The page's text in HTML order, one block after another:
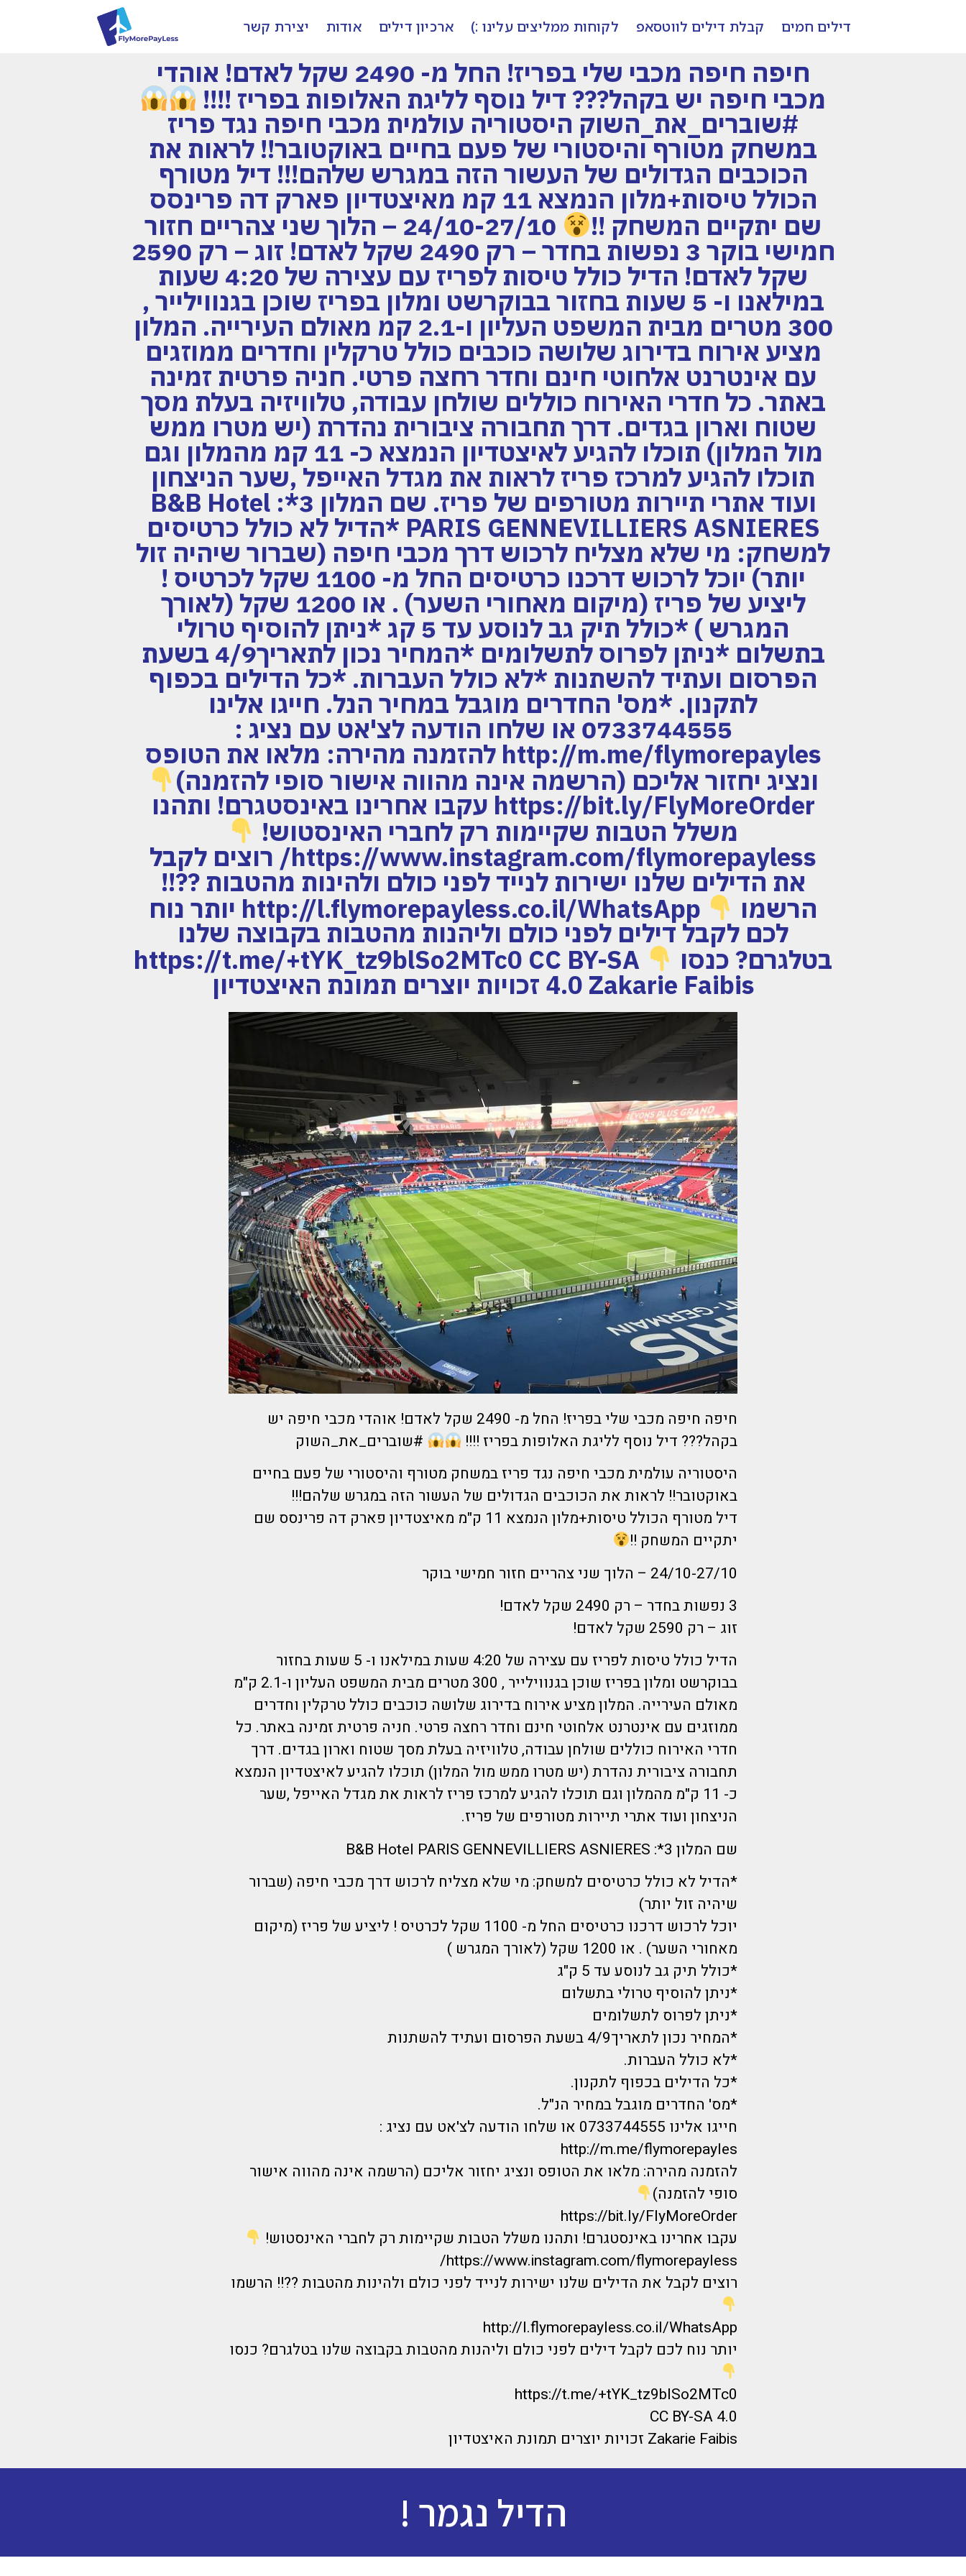
דילים חמים קבלת דילים לווטסאפ לקוחות ממליצים עלינו :) ארכיון דילים אודות יצירת קשר
חיפה חיפה מכבי שלי בפריז! החל מ- 2490 שקל לאדם! אוהדי
מכבי חיפה יש בקהל??? דיל נוסף לליגת האלופות בפריז !!!!
#שוברים_את_השוק היסטוריה עולמית מכבי חיפה נגד פריז
במשחק מטורף והיסטורי של פעם בחיים באוקטובר!! לראות את
הכוכבים הגדולים של העשור הזה במגרש שלהם!!! דיל מטורף
הכולל טיסות+מלון הנמצא 11 קמ מאיצטדיון פארק דה פרינסס
שם יתקיים המשחק !! 24/10-27/10 – הלוך שני צהריים חזור
חמישי בוקר 3 נפשות בחדר – רק 2490 שקל לאדם! זוג – רק 2590
שקל לאדם! הדיל כולל טיסות לפריז עם עצירה של 4:20 שעות
במילאנו ו- 5 שעות בחזור בבוקרשט ומלון בפריז שוכן בגנווילייר ,
300 מטרים מבית המשפט העליון ו-2.1 קמ מאולם העירייה. המלון
מציע אירוח בדירוג שלושה כוכבים כולל טרקלין וחדרים ממוזגים
עם אינטרנט אלחוטי חינם וחדר רחצה פרטי. חניה פרטית זמינה
באתר. כל חדרי האירוח כוללים שולחן עבודה, טלוויזיה בעלת מסך
שטוח וארון בגדים. דרך תחבורה ציבורית נהדרת (יש מטרו ממש
מול המלון) תוכלו להגיע לאיצטדיון הנמצא כ- 11 קמ מהמלון וגם
תוכלו להגיע למרכז פריז לראות את מגדל האייפל ,שער הניצחון
ועוד אתרי תיירות מטורפים של פריז. שם המלון 3*: B&B Hotel
PARIS GENNEVILLIERS ASNIERES *הדיל לא כולל כרטיסים
למשחק: מי שלא מצליח לרכוש דרך מכבי חיפה (שברור שיהיה זול
יותר) יוכל לרכוש דרכנו כרטיסים החל מ- 1100 שקל לכרטיס !
ליציע של פריז (מיקום מאחורי השער) . או 1200 שקל (לאורך
המגרש ) *כולל תיק גב לנוסע עד 5 קג *ניתן להוסיף טרולי
בתשלום *ניתן לפרוס לתשלומים *המחיר נכון לתאריך4/9 בשעת
הפרסום ועתיד להשתנות *לא כולל העברות. *כל הדילים בכפוף
לתקנון. *מס' החדרים מוגבל במחיר הנל. חייגו אלינו
0733744555 או שלחו הודעה לצ'אט עם נציג :
http://m.me/flymorepayles להזמנה מהירה: מלאו את הטופס
ונציג יחזור אליכם (הרשמה אינה מהווה אישור סופי להזמנה)
https://bit.ly/FlyMoreOrder עקבו אחרינו באינסטגרם! ותהנו
משלל הטבות שקיימות רק לחברי האינסטוש!
https://www.instagram.com/flymorepayless/ רוצים לקבל
את הדילים שלנו ישירות לנייד לפני כולם ולהינות מהטבות ??!!
הרשמו http://l.flymorepayless.co.il/WhatsApp יותר נוח
לכם לקבל דילים לפני כולם וליהנות מהטבות בקבוצה שלנו
בטלגרם? כנסו https://t.me/+tYK_tz9blSo2MTc0 CC BY-SA
4.0 Zakarie Faibis זכויות יוצרים תמונת האיצטדיון
חיפה חיפה מכבי שלי בפריז! החל מ- 2490 שקל לאדם! אוהדי מכבי חיפה יש
בקהל??? דיל נוסף לליגת האלופות בפריז !!!!
#שוברים_את_השוק
היסטוריה עולמית מכבי חיפה נגד פריז במשחק מטורף והיסטורי של פעם בחיים
באוקטובר!! לראות את הכוכבים הגדולים של העשור הזה במגרש שלהם!!!
דיל מטורף הכולל טיסות+מלון הנמצא 11 ק"מ מאיצטדיון פארק דה פרינסס שם
יתקיים המשחק !!
24/10-27/10 – הלוך שני צהריים חזור חמישי בוקר
3 נפשות בחדר – רק 2490 שקל לאדם!
זוג – רק 2590 שקל לאדם!
הדיל כולל טיסות לפריז עם עצירה של 4:20 שעות במילאנו ו- 5 שעות בחזור
בבוקרשט ומלון בפריז שוכן בגנווילייר , 300 מטרים מבית המשפט העליון ו-2.1 ק"מ
מאולם העירייה. המלון מציע אירוח בדירוג שלושה כוכבים כולל טרקלין וחדרים
ממוזגים עם אינטרנט אלחוטי חינם וחדר רחצה פרטי. חניה פרטית זמינה באתר. כל
חדרי האירוח כוללים שולחן עבודה, טלוויזיה בעלת מסך שטוח וארון בגדים. דרך
תחבורה ציבורית נהדרת (יש מטרו ממש מול המלון) תוכלו להגיע לאיצטדיון הנמצא
כ- 11 ק"מ מהמלון וגם תוכלו להגיע למרכז פריז לראות את מגדל האייפל ,שער
הניצחון ועוד אתרי תיירות מטורפים של פריז.
שם המלון 3*: B&B Hotel PARIS GENNEVILLIERS ASNIERES
*הדיל לא כולל כרטיסים למשחק: מי שלא מצליח לרכוש דרך מכבי חיפה (שברור
שיהיה זול יותר)
יוכל לרכוש דרכנו כרטיסים החל מ- 1100 שקל לכרטיס ! ליציע של פריז (מיקום
מאחורי השער) . או 1200 שקל (לאורך המגרש )
*כולל תיק גב לנוסע עד 5 ק"ג
*ניתן להוסיף טרולי בתשלום
*ניתן לפרוס לתשלומים
*המחיר נכון לתאריך4/9 בשעת הפרסום ועתיד להשתנות
*לא כולל העברות.
*כל הדילים בכפוף לתקנון.
*מס' החדרים מוגבל במחיר הנ"ל.
חייגו אלינו 0733744555 או שלחו הודעה לצ'אט עם נציג :
http://m.me/flymorepayles
להזמנה מהירה: מלאו את הטופס ונציג יחזור אליכם (הרשמה אינה מהווה אישור
סופי להזמנה)
https://bit.ly/FlyMoreOrder
עקבו אחרינו באינסטגרם! ותהנו משלל הטבות שקיימות רק לחברי האינסטוש!
https://www.instagram.com/flymorepayless/
רוצים לקבל את הדילים שלנו ישירות לנייד לפני כולם ולהינות מהטבות ??!! הרשמו
http://l.flymorepayless.co.il/WhatsApp
יותר נוח לכם לקבל דילים לפני כולם וליהנות מהטבות בקבוצה שלנו בטלגרם? כנסו
https://t.me/+tYK_tz9blSo2MTc0
CC BY-SA 4.0
Zakarie Faibis זכויות יוצרים תמונת האיצטדיון
הדיל נגמר !